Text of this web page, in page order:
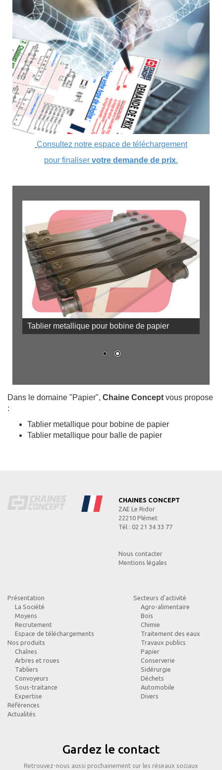
Consultez notre espace de téléchargement
pour finaliser votre demande de prix.
Tablier metallique pour balle de papier
Dans le domaine "Papier", Chaine Concept vous propose
:
Tablier metallique pour bobine de papier
Tablier metallique pour balle de papier
CHAINES CONCEPT
ZAE Le Ridor
22210 Plémet
Tél : 02 21 34 33 77
Nous contacter
Mentions légales
Présentation
La Société
Moyens
Recrutement
Espace de téléchargements
Nos produits
Chaînes
Arbres et roues
Tabliers
Convoyeurs
Sous-traitance
Expertise
Références
Actualités
Secteurs d'activité
Agro-alimentaire
Bois
Chimie
Traitement des eaux
Travaux publics
Papier
Conserverie
Sidérurgie
Déchets
Automobile
Divers
Gardez le contact
Retrouvez-nous aussi prochainement sur les réseaux sociaux